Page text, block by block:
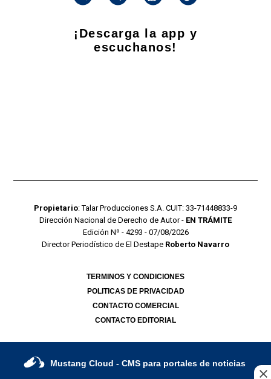
¡Descarga la app y
escuchanos!
Propietario: Talar Producciones S.A. CUIT: 33-71448833-9
Dirección Nacional de Derecho de Autor - EN TRÁMITE
Edición Nº - 4293 - 07/08/2026
Director Periodístico de El Destape Roberto Navarro
TERMINOS Y CONDICIONES
POLITICAS DE PRIVACIDAD
CONTACTO COMERCIAL
CONTACTO EDITORIAL
Mustang Cloud - CMS para portales de noticias